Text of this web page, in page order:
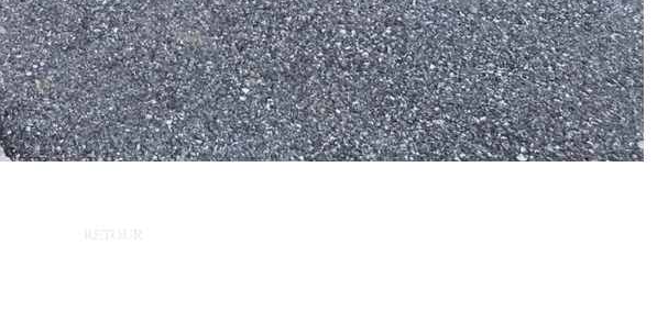
RETOUR